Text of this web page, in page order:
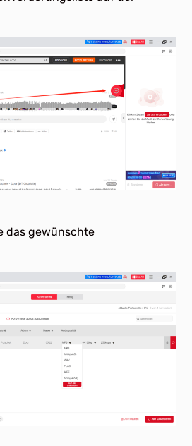
das gewünschte